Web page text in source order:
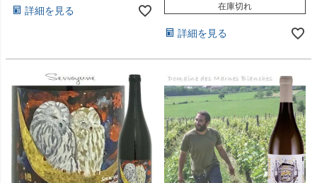
詳細を見る 在庫切れ
詳細を見る